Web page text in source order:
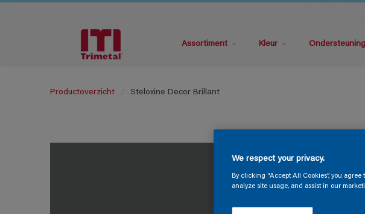
Assortiment Kleur Ondersteuning
Productoverzicht Steloxine Decor Brillant
We respect your privacy.
By clicking “Accept All Cookies”, you
analyze site usage, and assist in our